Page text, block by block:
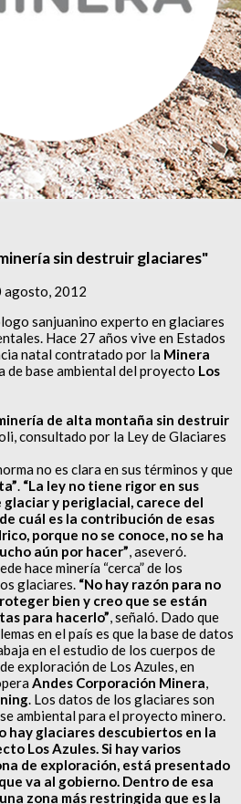
sin destruir glaciares"
agosto, 2012
sanjuanino experto en glaciares
Hace 27 años vive en Estados
natal contratado por la Minera
de base ambiental del proyecto Los
de alta montaña sin destruir
consultado por la Ley de Glaciares
no es clara en sus términos y que
. “La ley no tiene rigor en sus
y periglacial, carece del
cuál es la contribución de esas
porque no se conoce, no se ha
aún por hacer”, aseveró.
hace minería “cerca” de los
glaciares. “No hay razón para no
bien y creo que se están
para hacerlo”, señaló. Dado que
en el país es que la base de datos
en el estudio de los cuerpos de
exploración de Los Azules, en
Andes Corporación Minera,
. Los datos de los glaciares son
ambiental para el proyecto minero.
hay glaciares descubiertos en la
Los Azules. Si hay varios
de exploración, está presentado
va al gobierno. Dentro de esa
zona más restringida que es la